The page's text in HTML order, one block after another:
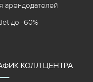
арендодателей
до -60%
КОЛЛ ЦЕНТРА